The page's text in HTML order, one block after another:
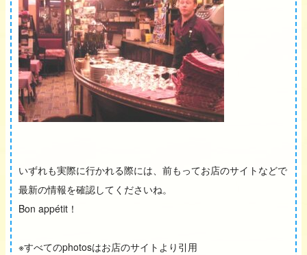
いずれも実際に行かれる際には、前もってお店のサイトなどで
最新の情報を確認してくださいね。
Bon appétit！
※すべてのphotosはお店のサイトより引用